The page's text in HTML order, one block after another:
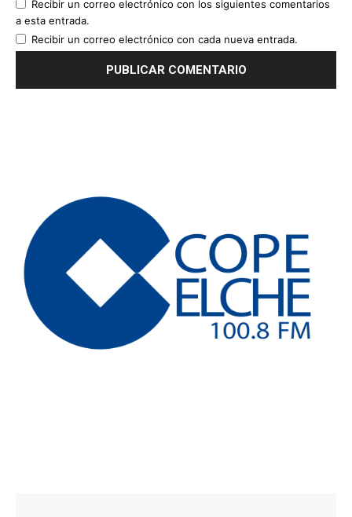
Recibir un correo electrónico con los siguientes comentarios
a esta entrada.
Recibir un correo electrónico con cada nueva entrada.